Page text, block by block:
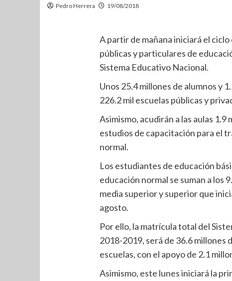
Pedro Herrera 19/08/2018
A partir de mañana iniciará el
públicas y particulares de
Sistema Educativo Nacional.
Unos 25.4 millones de alumnos y
226.2 mil escuelas públicas y
Asimismo, acudirán a las aulas
estudios de capacitación para el
normal.
Los estudiantes de educación
educación normal se suman a los
media superior y superior que
agosto.
Por ello, la matrícula total del
2018-2019, será de 36.6 millones
escuelas, con el apoyo de 2.1
Asimismo, este lunes iniciará la